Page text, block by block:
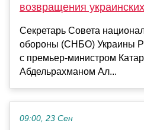
возвращения
Секретарь Совета
обороны (СНБО) Украины
с премьер-министром
Абдельрахманом Ал...
09:00, 23 Сен